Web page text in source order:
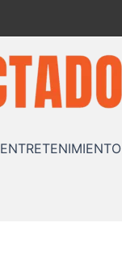
ENTRETENIMIENTO